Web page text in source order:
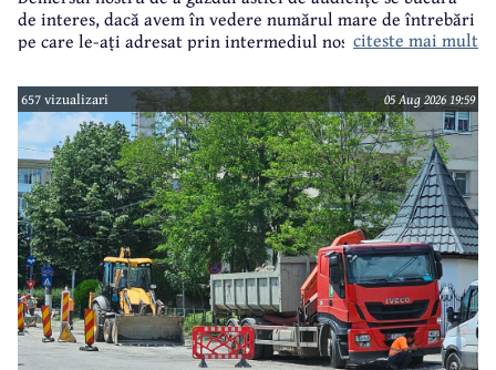
de interes, dacă avem în vedere numărul mare de întrebări
pe care le-ați adresat prin intermediul nostru primarului
citeste mai mult
657 vizualizari 05 Aug 2026 19:59